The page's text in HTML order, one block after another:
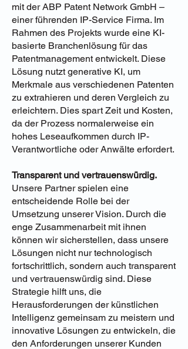
mit der ABP Patent Network GmbH –
einer führenden IP-Service Firma. Im
Rahmen des Projekts wurde eine KI-
basierte Branchenlösung für das
Patentmanagement entwickelt. Diese
Lösung nutzt generative KI, um
Merkmale aus verschiedenen Patenten
zu extrahieren und deren Vergleich zu
erleichtern. Dies spart Zeit und Kosten,
da der Prozess normalerweise ein
hohes Leseaufkommen durch IP-
Verantwortliche oder Anwälte erfordert.
Transparent und vertrauenswürdig.
Unsere Partner spielen eine
entscheidende Rolle bei der
Umsetzung unserer Vision. Durch die
enge Zusammenarbeit mit ihnen
können wir sicherstellen, dass unsere
Lösungen nicht nur technologisch
fortschrittlich, sondern auch transparent
und vertrauenswürdig sind. Diese
Strategie hilft uns, die
Herausforderungen der künstlichen
Intelligenz gemeinsam zu meistern und
innovative Lösungen zu entwickeln, die
den Anforderungen unserer Kunden